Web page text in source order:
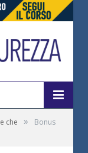
che »
Bonus